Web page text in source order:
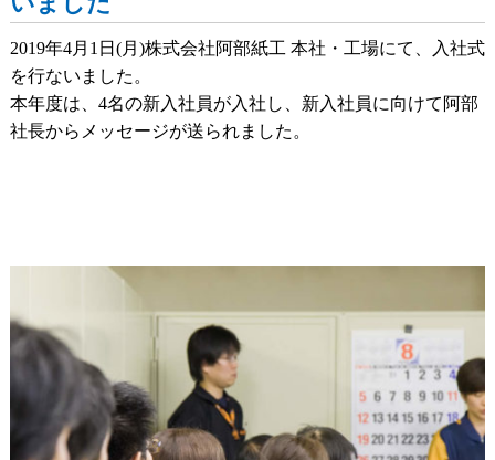
2019年4月1日(月)株式会社阿部紙工 本社・工場にて、入社式
を行ないました。
本年度は、4名の新入社員が入社し、新入社員に向けて阿部
社長からメッセージが送られました。